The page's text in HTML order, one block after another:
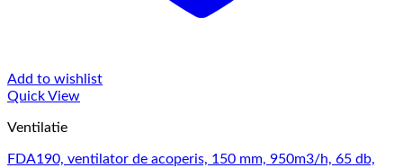
Add to wishlist
Quick View
Ventilatie
FDA190, ventilator de acoperis, 150 mm, 950m3/h, 65 db,